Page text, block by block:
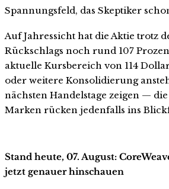
Spannungsfeld, das Skeptiker
Auf Jahressicht hat die Aktie trotz
Rückschlags noch rund 107
aktuelle Kursbereich von 114
oder weitere Konsolidierung
nächsten Handelstage zeigen —
Marken rücken jedenfalls ins
Stand heute, 07. August:
jetzt genauer hinschauen